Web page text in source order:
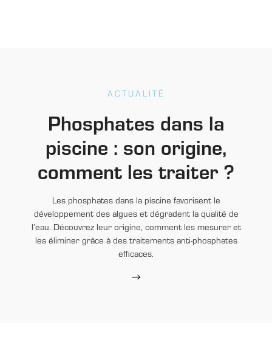
ACTUALITÉ
Phosphates dans la
piscine : son origine,
comment les traiter ?
Les phosphates dans la piscine favorisent le
développement des algues et dégradent la qualité de
l’eau. Découvrez leur origine, comment les mesurer et
les éliminer grâce à des traitements anti-phosphates
efficaces.